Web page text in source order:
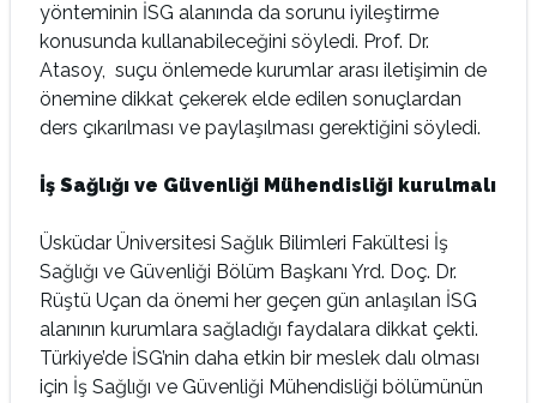
yönteminin İSG alanında da sorunu iyileştirme
konusunda kullanabileceğini söyledi. Prof. Dr.
Atasoy, suçu önlemede kurumlar arası iletişimin de
önemine dikkat çekerek elde edilen sonuçlardan
ders çıkarılması ve paylaşılması gerektiğini söyledi.
İş Sağlığı ve Güvenliği Mühendisliği kurulmalı
Üsküdar Üniversitesi Sağlık Bilimleri Fakültesi İş
Sağlığı ve Güvenliği Bölüm Başkanı Yrd. Doç. Dr.
Rüştü Uçan da önemi her geçen gün anlaşılan İSG
alanının kurumlara sağladığı faydalara dikkat çekti.
Türkiye’de İSG’nin daha etkin bir meslek dalı olması
için İş Sağlığı ve Güvenliği Mühendisliği bölümünün